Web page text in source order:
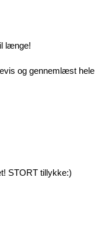
længe!
og gennemlæst hele
STORT tillykke:)